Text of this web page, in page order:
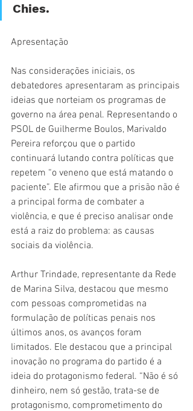
Chies.
Apresentação
Nas considerações iniciais, os
debatedores apresentaram as principais
ideias que norteiam os programas de
governo na área penal. Representando o
PSOL de Guilherme Boulos, Marivaldo
Pereira reforçou que o partido
continuará lutando contra políticas que
repetem “o veneno que está matando o
paciente”. Ele afirmou que a prisão não é
a principal forma de combater a
violência, e que é preciso analisar onde
está a raiz do problema: as causas
sociais da violência.
Arthur Trindade, representante da Rede
de Marina Silva, destacou que mesmo
com pessoas comprometidas na
formulação de políticas penais nos
últimos anos, os avanços foram
limitados. Ele destacou que a principal
inovação no programa do partido é a
ideia do protagonismo federal. “Não é só
dinheiro, nem só gestão, trata-se de
protagonismo, comprometimento do